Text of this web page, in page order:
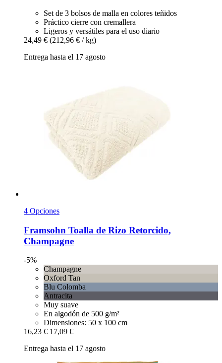
Set de 3 bolsos de malla en colores teñidos
Práctico cierre con cremallera
Ligeros y versátiles para el uso diario
24,49 € (212,96 € / kg)
Entrega hasta el 17 agosto
4 Opciones
Framsohn Toalla de Rizo Retorcido,
Champagne
-5%
Champagne
Oxford Tan
Blu Colomba
Antracita
Muy suave
En algodón de 500 g/m²
Dimensiones: 50 x 100 cm
16,23 € 17,09 €
Entrega hasta el 17 agosto